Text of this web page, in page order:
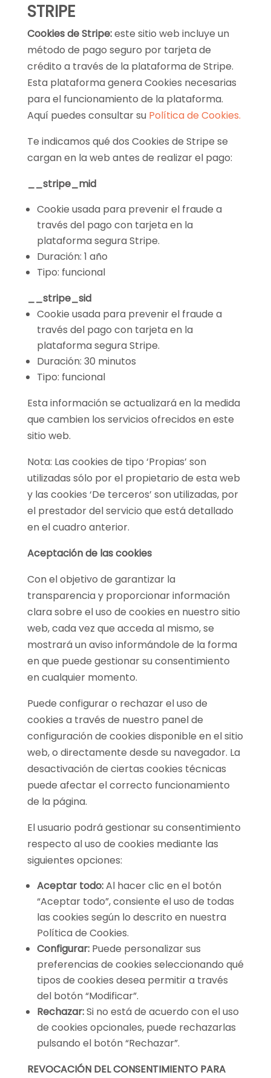
STRIPE
Cookies de Stripe:este sitio web incluye un
método de pago seguro por tarjeta de
crédito a través de la plataforma de Stripe.
Esta plataforma genera Cookies necesarias
para el funcionamiento de la plataforma.
Aquí puedes consultar su Política de Cookies.
Te indicamos qué dos Cookies de Stripe se
cargan en la web antes de realizar el pago:
__stripe_mid
Cookie usada para prevenir el fraude a
través del pago con tarjeta en la
plataforma segura Stripe.
Duración: 1 año
Tipo: funcional
__stripe_sid
Cookie usada para prevenir el fraude a
través del pago con tarjeta en la
plataforma segura Stripe.
Duración: 30 minutos
Tipo: funcional
Esta información se actualizará en la medida
que cambien los servicios ofrecidos en este
sitio web.
Nota: Las cookies de tipo ‘Propias’ son
utilizadas sólo por el propietario de esta web
y las cookies ‘De terceros’ son utilizadas, por
el prestador del servicio que está detallado
en el cuadro anterior.
Aceptación de las cookies
Con el objetivo de garantizar la
transparencia y proporcionar información
clara sobre el uso de cookies en nuestro sitio
web, cada vez que acceda al mismo, se
mostrará un aviso informándole de la forma
en que puede gestionar su consentimiento
en cualquier momento.
Puede configurar o rechazar el uso de
cookies a través de nuestro panel de
configuración de cookies disponible en el sitio
web, o directamente desde su navegador. La
desactivación de ciertas cookies técnicas
puede afectar el correcto funcionamiento
de la página.
El usuario podrá gestionar su consentimiento
respecto al uso de cookies mediante las
siguientes opciones:
Aceptar todo:Al hacer clic en el botón
“Aceptar todo”, consiente el uso de todas
las cookies según lo descrito en nuestra
Política de Cookies.
Configurar: Puede personalizar sus
preferencias de cookies seleccionando qué
tipos de cookies desea permitir a través
del botón “Modificar”.
Rechazar:Si no está de acuerdo con el uso
de cookies opcionales, puede rechazarlas
pulsando el botón “Rechazar”.
REVOCACIÓN DEL CONSENTIMIENTO PARA